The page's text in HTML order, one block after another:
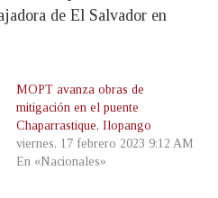
de El Salvador en
MOPT avanza obras de
mitigación en el puente
Chaparrastique, Ilopango
viernes, 17 febrero 2023 9:12 AM
En «Nacionales»